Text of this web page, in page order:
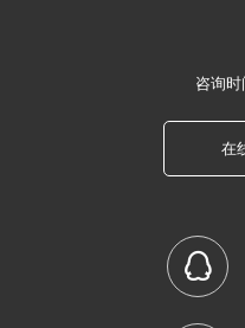
咨询
在
